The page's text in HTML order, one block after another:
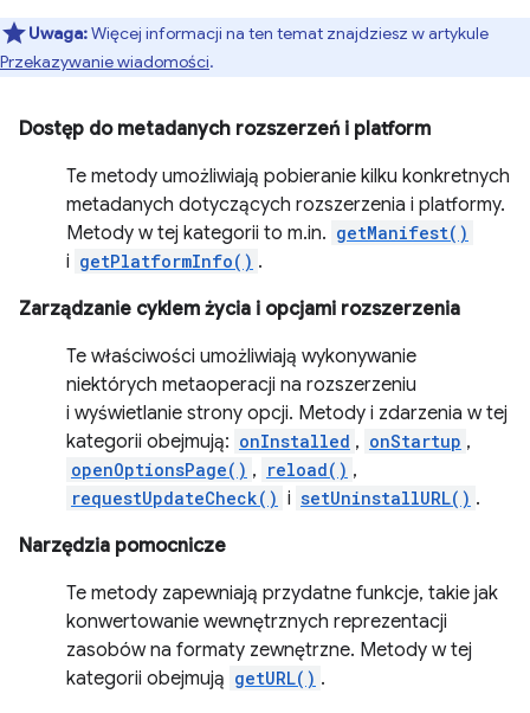
Uwaga:Więcej informacji na ten temat znajdziesz w artykule
Przekazywanie wiadomości.
Dostęp do metadanych rozszerzeń i platform
Te metody umożliwiają pobieranie kilku konkretnych
metadanych dotyczących rozszerzenia i platformy.
Metody w tej kategorii to m.in. getManifest()
i getPlatformInfo() .
Zarządzanie cyklem życia i opcjami rozszerzenia
Te właściwości umożliwiają wykonywanie
niektórych metaoperacji na rozszerzeniu
i wyświetlanie strony opcji. Metody i zdarzenia w tej
kategorii obejmują: onInstalled , onStartup ,
openOptionsPage() , reload() ,
requestUpdateCheck() i setUninstallURL() .
Narzędzia pomocnicze
Te metody zapewniają przydatne funkcje, takie jak
konwertowanie wewnętrznych reprezentacji
zasobów na formaty zewnętrzne. Metody w tej
kategorii obejmują getURL() .